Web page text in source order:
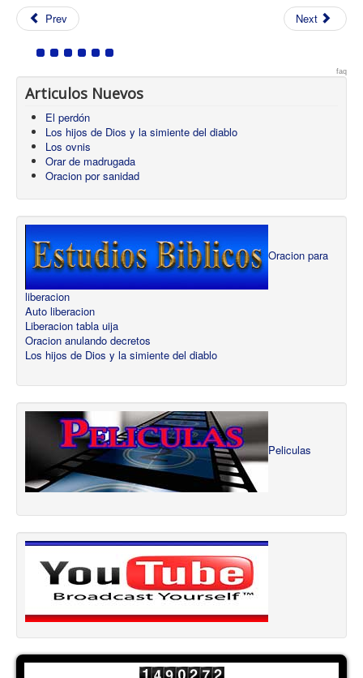
Prev Next
faq
Articulos Nuevos
El perdón
Los hijos de Dios y la simiente del diablo
Los ovnis
Orar de madrugada
Oracion por sanidad
Oracion para
liberacion
Auto liberacion
Liberacion tabla uija
Oracion anulando decretos
Los hijos de Dios y la simiente del diablo
Peliculas